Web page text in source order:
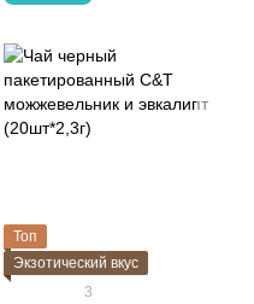
Топ
Экзотический вкус
3